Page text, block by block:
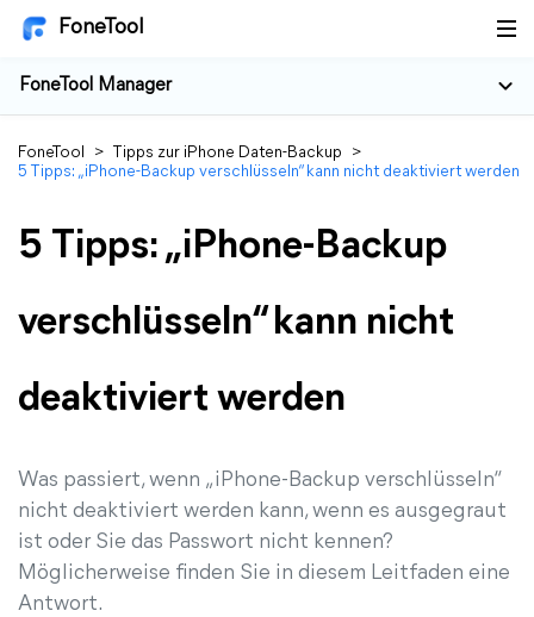
FoneTool
FoneTool Manager
FoneTool > Tipps zur iPhone Daten-Backup
>
5 Tipps: „iPhone-Backup verschlüsseln“ kann nicht deaktiviert werden
5 Tipps: „iPhone-Backup
verschlüsseln“ kann nicht
deaktiviert werden
Was passiert, wenn „iPhone-Backup verschlüsseln“
nicht deaktiviert werden kann, wenn es ausgegraut
ist oder Sie das Passwort nicht kennen?
Möglicherweise finden Sie in diesem Leitfaden eine
Antwort.